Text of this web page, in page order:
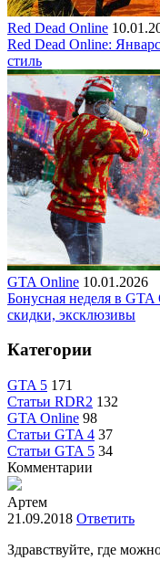
Red Dead Online
Red Dead Online:
стиль
GTA Online 10.01.2026
Бонусная неделя в
скидки, эксклюзивы
Категории
GTA 5 171
Статьи RDR2 132
GTA Online 98
Статьи GTA 4 37
Статьи GTA 5 34
Комментарии
Артем
21.09.2018 Ответить
Здравствуйте, где